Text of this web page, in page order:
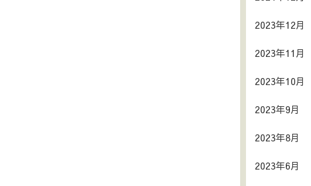
2023年12月
2023年11月
2023年10月
2023年9月
2023年8月
2023年6月